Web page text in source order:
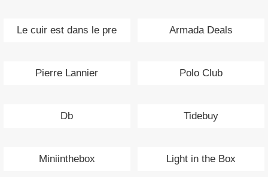
Le cuir est dans le pre Armada Deals
Pierre Lannier Polo Club
Db Tidebuy
Miniinthebox Light in the Box